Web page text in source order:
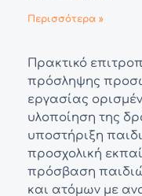
Περισσότερα »
Πρακτικό
πρόσληψης
εργασίας
υλοποίηση της
υποστήριξη
προσχολική
πρόσβαση
και ατόμων με